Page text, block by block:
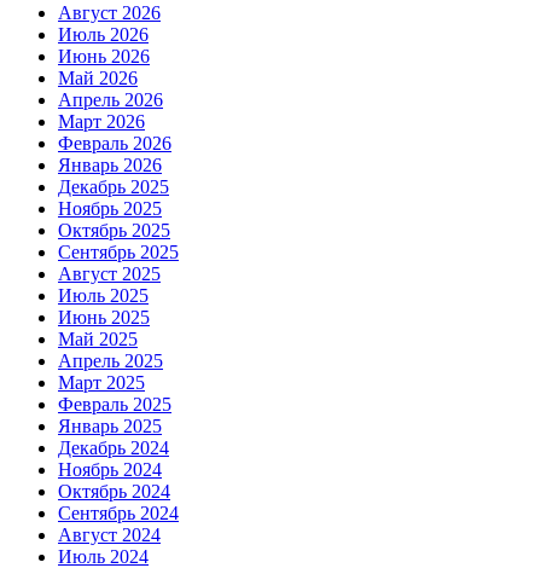
Август 2026
Июль 2026
Июнь 2026
Май 2026
Апрель 2026
Март 2026
Февраль 2026
Январь 2026
Декабрь 2025
Ноябрь 2025
Октябрь 2025
Сентябрь 2025
Август 2025
Июль 2025
Июнь 2025
Май 2025
Апрель 2025
Март 2025
Февраль 2025
Январь 2025
Декабрь 2024
Ноябрь 2024
Октябрь 2024
Сентябрь 2024
Август 2024
Июль 2024